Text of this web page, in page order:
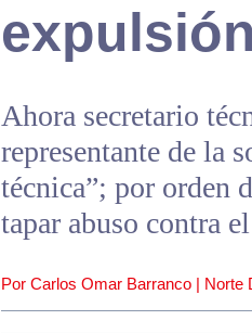
Ahora secretario
representante de la
técnica”; por orden
tapar abuso contra
Por Carlos Omar Barranco | Norte